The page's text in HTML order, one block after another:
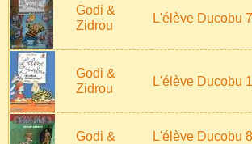
Godi &
Zidrou
L'élève Ducobu
Godi &
Zidrou
L'élève Ducobu
Godi &
L'élève Ducobu